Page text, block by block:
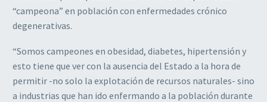
“campeona” en población con enfermedades crónico
degenerativas.
“Somos campeones en obesidad, diabetes, hipertensión y
esto tiene que ver con la ausencia del Estado a la hora de
permitir -no solo la explotación de recursos naturales- sino
a industrias que han ido enfermando a la población durante